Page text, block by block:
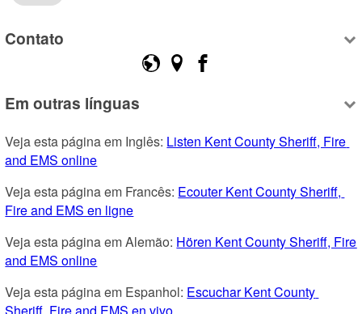
Contato
Em outras línguas
Veja esta página em Inglês: Listen Kent County Sheriff, Fire
and EMS online
Veja esta página em Francês: Ecouter Kent County Sheriff,
Fire and EMS en ligne
Veja esta página em Alemão: Hören Kent County Sheriff, Fire
and EMS online
Veja esta página em Espanhol: Escuchar Kent County
Sheriff, Fire and EMS en vivo